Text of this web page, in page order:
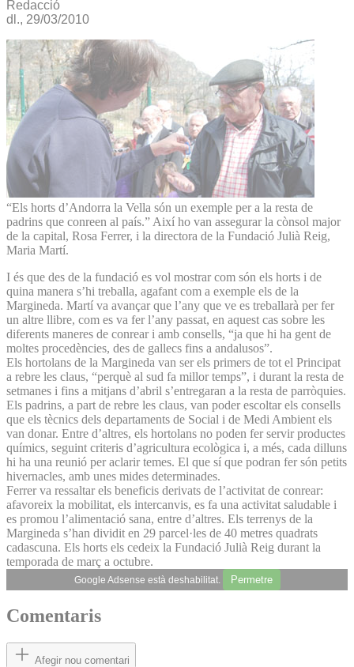
Redacció
dl., 29/03/2010
“Els horts d’Andorra la Vella són un exemple per a la resta de
padrins que conreen al país.” Així ho van assegurar la cònsol major
de la capital, Rosa Ferrer, i la directora de la Fundació Julià Reig,
Maria Martí.
I és que des de la fundació es vol mostrar com són els horts i de
quina manera s’hi treballa, agafant com a exemple els de la
Margineda. Martí va avançar que l’any que ve es treballarà per fer
un altre llibre, com es va fer l’any passat, en aquest cas sobre les
diferents maneres de conrear i amb consells, “ja que hi ha gent de
moltes procedències, des de gallecs fins a andalusos”.
Els hortolans de la Margineda van ser els primers de tot el Principat
a rebre les claus, “perquè al sud fa millor temps”, i durant la resta de
setmanes i fins a mitjans d’abril s’entregaran a la resta de parròquies.
Els padrins, a part de rebre les claus, van poder escoltar els consells
que els tècnics dels departaments de Social i de Medi Ambient els
van donar. Entre d’altres, els hortolans no poden fer servir productes
químics, seguint criteris d’agricultura ecològica i, a més, cada dilluns
hi ha una reunió per aclarir temes. El que sí que podran fer són petits
hivernacles, amb unes mides determinades.
Ferrer va ressaltar els beneficis derivats de l’activitat de conrear:
afavoreix la mobilitat, els intercanvis, es fa una activitat saludable i
es promou l’alimentació sana, entre d’altres. Els terrenys de la
Margineda s’han dividit en 29 parcel·les de 40 metres quadrats
cadascuna. Els horts els cedeix la Fundació Julià Reig durant la
temporada de març a octubre.
Google Adsense està deshabilitat. Permetre
Comentaris
Afegir nou comentari